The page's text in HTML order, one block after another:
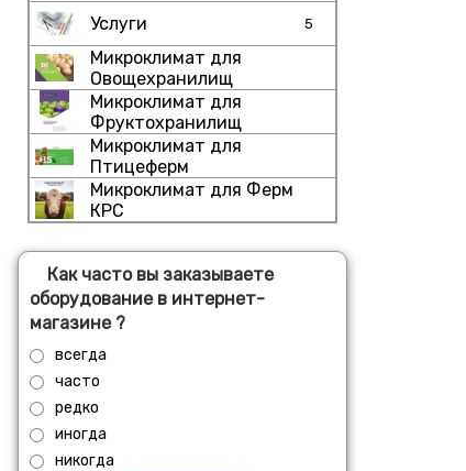
Услуги 5
Микроклимат для
Овощехранилищ
Микроклимат для
Фруктохранилищ
Микроклимат для
Птицеферм
Микроклимат для Ферм
КРС
Как часто вы заказываете
оборудование в интернет-
магазине ?
всегда
часто
редко
иногда
никогда